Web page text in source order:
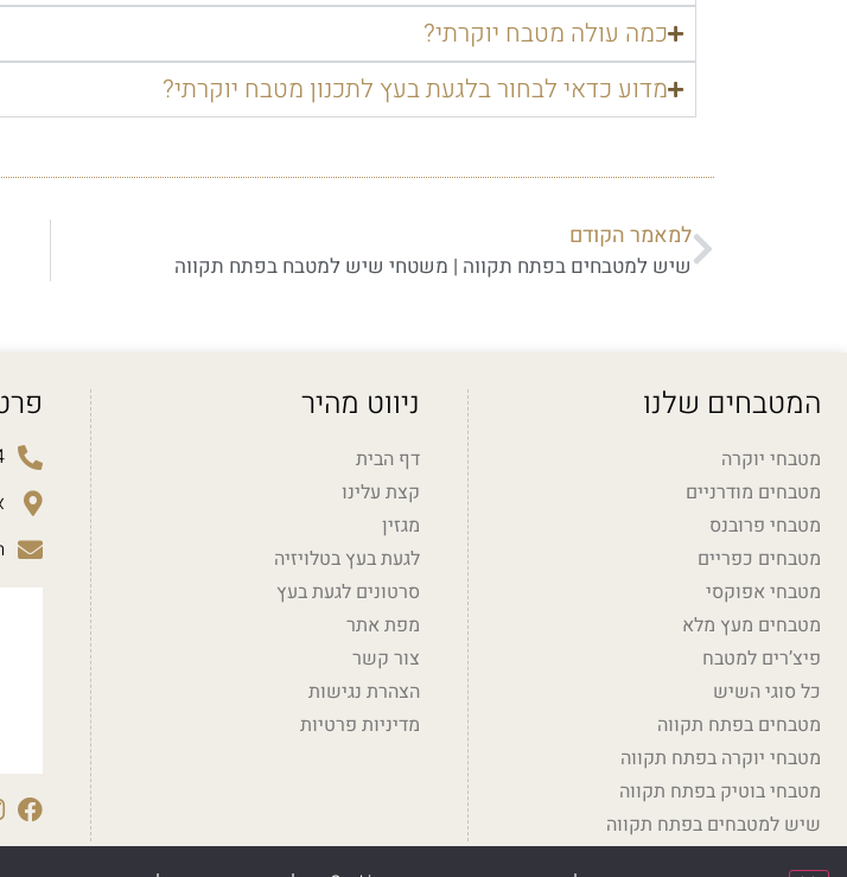
כמה עולה מטבח יוקרתי?
מדוע כדאי לבחור בלגעת בעץ לתכנון מטבח יוקרתי?
למאמר הקודם
שיש למטבחים בפתח תקווה | משטחי שיש למטבח בפתח תקווה
המטבחים שלנו
מטבחי יוקרה
מטבחים מודרניים
מטבחי פרובנס
מטבחים כפריים
מטבחי אפוקסי
מטבחים מעץ מלא
פיצ’רים למטבח
כל סוגי השיש
מטבחים בפתח תקווה
מטבחי יוקרה בפתח תקווה
מטבחי בוטיק בפתח תקווה
שיש למטבחים בפתח תקווה
ניווט מהיר
דף הבית
קצת עלינו
מגזין
לגעת בעץ בטלויזיה
סרטונים לגעת בעץ
מפת אתר
צור קשר
הצהרת נגישות
מדיניות פרטיות